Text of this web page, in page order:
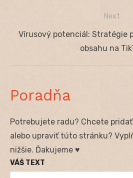
Next
Next
Vírusový potenciál: Stratégie
obsahu na
Poradňa
Potrebujete radu? Chcete
alebo upraviť túto stránku?
nižšie. Ďakujeme ♥
VÁŠ TEXT